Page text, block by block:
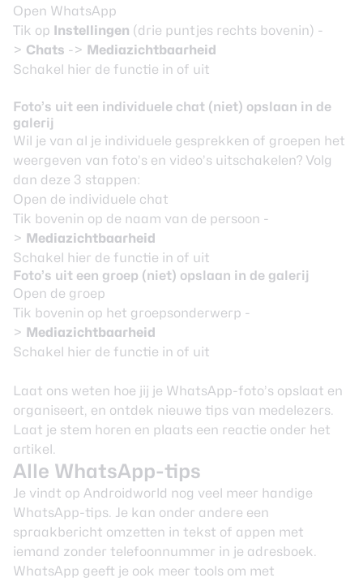
Open WhatsApp
Tik op Instellingen (drie puntjes rechts bovenin) -
> Chats -> Mediazichtbaarheid
Schakel hier de functie in of uit
Foto’s uit een individuele chat (niet) opslaan in de
galerij
Wil je van al je individuele gesprekken of groepen het
weergeven van foto’s en video’s uitschakelen? Volg
dan deze 3 stappen:
Open de individuele chat
Tik bovenin op de naam van de persoon -
> Mediazichtbaarheid
Schakel hier de functie in of uit
Foto’s uit een groep (niet) opslaan in de galerij
Open de groep
Tik bovenin op het groepsonderwerp -
> Mediazichtbaarheid
Schakel hier de functie in of uit
Laat ons weten hoe jij je WhatsApp-foto’s opslaat en
organiseert, en ontdek nieuwe tips van medelezers.
Laat je stem horen en plaats een reactie onder het
artikel.
Alle WhatsApp-tips
Je vindt op Androidworld nog veel meer handige
WhatsApp-tips. Je kan onder andere een
spraakbericht omzetten in tekst of appen met
iemand zonder telefoonnummer in je adresboek.
WhatsApp geeft je ook meer tools om met